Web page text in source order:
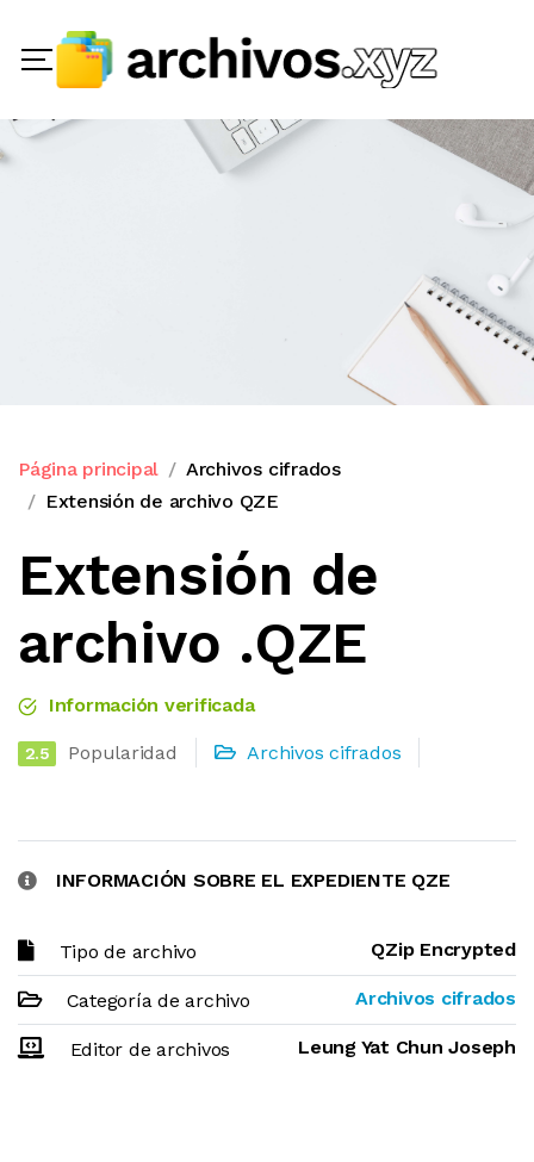
Página principal
Archivos cifrados
Extensión de archivo QZE
Extensión de
archivo .QZE
Información verificada
2.5 Popularidad Archivos cifrados
INFORMACIÓN SOBRE EL EXPEDIENTE QZE
Tipo de archivo QZip Encrypted
Categoría de archivo Archivos cifrados
Editor de archivos Leung Yat Chun Joseph